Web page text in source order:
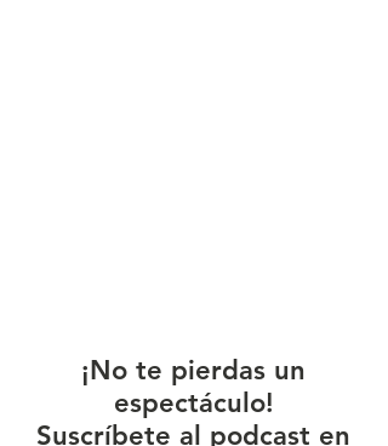
¡No te pierdas un
espectáculo!
Suscríbete al podcast en